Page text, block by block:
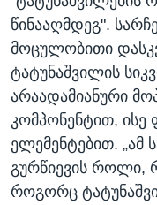
წინააღმდეგ".
მოცულობითი
ტატუნაშვილის
არაადამიანური
კომპონენტით, ისე
ელემენტებით. „ამ
გურწიევის როლი,
როგორც